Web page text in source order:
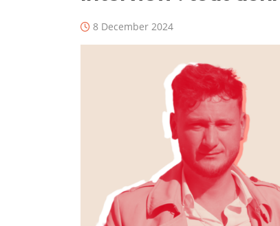
8 December 2024